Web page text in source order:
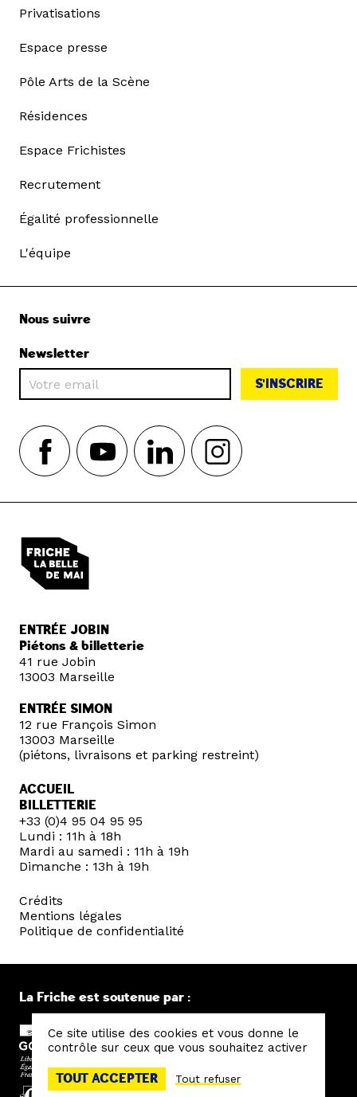
Privatisations
Espace presse
Pôle Arts de la Scène
Résidences
Espace Frichistes
Recrutement
Égalité professionnelle
L'équipe
Nous suivre
Newsletter
S'INSCRIRE
ENTRÉE JOBIN
Piétons & billetterie
41 rue Jobin
13003 Marseille
ENTRÉE SIMON
12 rue François Simon
13003 Marseille
(piétons, livraisons et parking restreint)
ACCUEIL
BILLETTERIE
+33 (0)4 95 04 95 95
Lundi : 11h à 18h
Mardi au samedi : 11h à 19h
Dimanche : 13h à 19h
Crédits
Mentions légales
Politique de confidentialité
La Friche est soutenue par :
Ce site utilise des cookies et vous donne le
contrôle sur ceux que vous souhaitez activer
TOUT ACCEPTER Tout refuser